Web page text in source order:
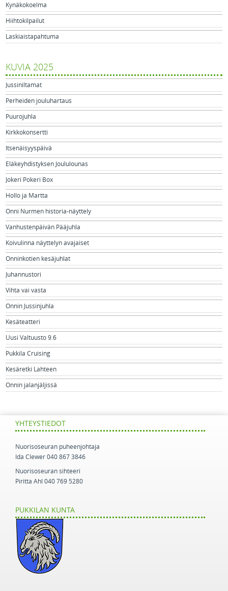
Kynäkokoelma
Hiihtokilpailut
Laskiaistapahtuma
KUVIA 2025
Jussiniltamat
Perheiden jouluhartaus
Puurojuhla
Kirkkokonsertti
Itsenäisyyspäivä
Eläkeyhdistyksen Joululounas
Jokeri Pokeri Box
Hollo ja Martta
Onni Nurmen historia-näyttely
Vanhustenpäivän Pääjuhla
Koivulinna näyttelyn avajaiset
Onninkotien kesäjuhlat
Juhannustori
Vihta vai vasta
Onnin Jussinjuhla
Kesäteatteri
Uusi Valtuusto 9.6
Pukkila Cruising
Kesäretki Lahteen
Onnin jalanjäljissä
YHTEYSTIEDOT
Nuorisoseuran puheenjohtaja
Ida Clewer 040 867 3846
Nuorisoseuran sihteeri
Piritta Ahl 040 769 5280
PUKKILAN KUNTA